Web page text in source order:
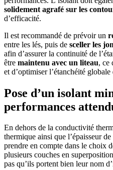
solidement agrafé sur les
d’efficacité.
Il est recommandé de prévoir un
entre les lés, puis de sceller les
afin d’assurer la continuité de
être maintenu avec un liteau, ce
et d’optimiser l’étanchéité globale
Pose d’un isolant
performances
En dehors de la conductivité
thermique ainsi que l’épaisseur
prendre en compte dans le choix
plusieurs couches en
pas qu’ils portent bien leur nom